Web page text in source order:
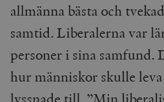
allmänna bästa och
samtid. Liberalerna var
personer i sina samfund.
hur människor skulle
lyssnade till. ”Min